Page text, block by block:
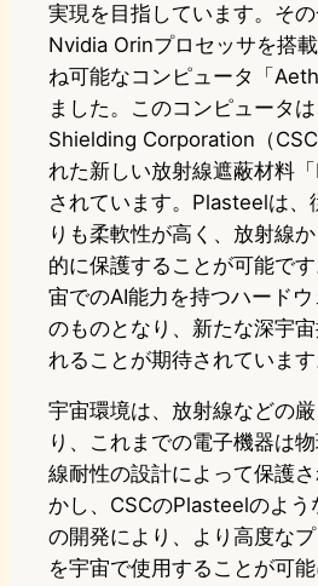
実現を目指しています。その
Nvidia Orinプロセッサを搭
ね可能なコンピュータ「
ました。このコンピュータ
Shielding Corporation（
れた新しい放射線遮蔽材料
されています。Plasteelは、
りも柔軟性が高く、放射線
的に保護することが可能で
宙でのAI能力を持つハード
のものとなり、新たな深宇
れることが期待されています
宇宙環境は、放射線などの
り、これまでの電子機器は
線耐性の設計によって保護
かし、CSCのPlasteelのよ
の開発により、より高度な
を宇宙で使用することが可